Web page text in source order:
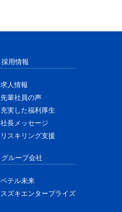
採用情報
求人情報
先輩社員の声
充実した福利厚生
社長メッセージ
リスキリング支援
グループ会社
ベテル未来
スズキエンタープライズ